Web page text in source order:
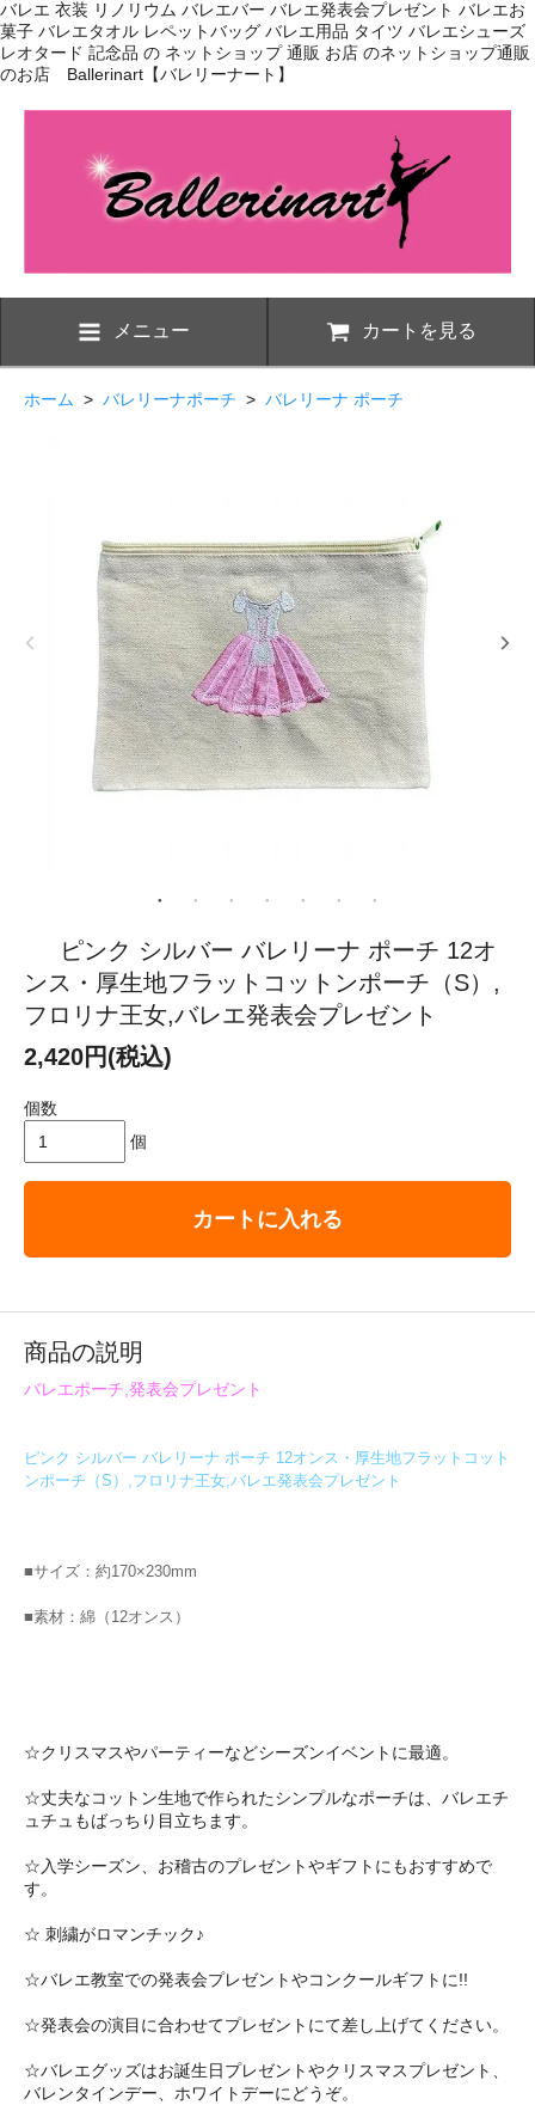
バレエ 衣装 リノリウム バレエバー バレエ発表会プレゼント バレエお
菓子 バレエタオル レペットバッグ バレエ用品 タイツ バレエシューズ
レオタード 記念品 の ネットショップ 通販 お店 のネットショップ通販
のお店 Ballerinart【バレリーナート】
メニュー カートを見る
ホーム > バレリーナポーチ > バレリーナ ポーチ
ピンク シルバー バレリーナ ポーチ 12オ
ンス・厚生地フラットコットンポーチ（S）,
フロリナ王女,バレエ発表会プレゼント
2,420円(税込)
個数
個
カートに入れる
商品の説明
バレエポーチ,発表会プレゼント
ピンク シルバー バレリーナ ポーチ 12オンス・厚生地フラットコット
ンポーチ（S）,フロリナ王女,バレエ発表会プレゼント
■サイズ：約170×230mm
■素材：綿（12オンス）
☆クリスマスやパーティーなどシーズンイベントに最適。
☆丈夫なコットン生地で作られたシンプルなポーチは、バレエチ
ュチュもばっちり目立ちます。
☆入学シーズン、お稽古のプレゼントやギフトにもおすすめで
す。
☆ 刺繍がロマンチック♪
☆バレエ教室での発表会プレゼントやコンクールギフトに!!
☆発表会の演目に合わせてプレゼントにて差し上げてください。
☆バレエグッズはお誕生日プレゼントやクリスマスプレゼント、
バレンタインデー、ホワイトデーにどうぞ。